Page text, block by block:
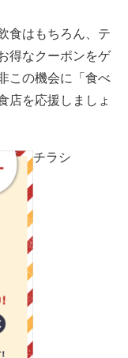
食はもちろん、テ
得なクーポンをゲ
この機会に「食べ
店を応援しましょ
チラシ